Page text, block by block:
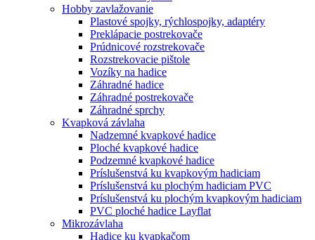
Hobby zavlažovanie
Plastové spojky, rýchlospojky, adaptéry
Preklápacie postrekovače
Prúdnicové rozstrekovače
Rozstrekovacie pištole
Vozíky na hadice
Záhradné hadice
Záhradné postrekovače
Záhradné sprchy
Kvapková závlaha
Nadzemné kvapkové hadice
Ploché kvapkové hadice
Podzemné kvapkové hadice
Príslušenstvá ku kvapkovým hadiciam
Príslušenstvá ku plochým hadiciam PVC
Príslušenstvá ku plochým kvapkovým hadiciam
PVC ploché hadice Layflat
Mikrozávlaha
Hadice ku kvapkačom